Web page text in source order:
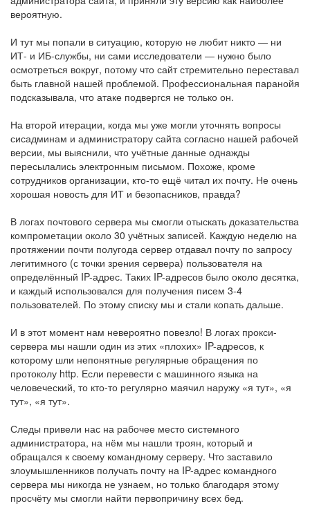
вероятную.
И тут мы попали в ситуацию, которую не любит никто — ни
ИТ- и ИБ-службы, ни сами исследователи — нужно было
осмотреться вокруг, потому что сайт стремительно переставал
быть главной нашей проблемой. Профессиональная паранойя
подсказывала, что атаке подвергся не только он.
На второй итерации, когда мы уже могли уточнять вопросы
сисадминам и администратору сайта согласно нашей рабочей
версии, мы выяснили, что учётные данные однажды
пересылались электронным письмом. Похоже, кроме
сотрудников организации, кто-то ещё читал их почту. Не очень
хорошая новость для ИТ и безопасников, правда?
В логах почтового сервера мы смогли отыскать доказательства
компрометации около 30 учётных записей. Каждую неделю на
протяжении почти полугода сервер отдавал почту по запросу
легитимного (с точки зрения сервера) пользователя на
определённый IP-адрес. Таких IP-адресов было около десятка,
и каждый использовался для получения писем 3-4
пользователей. По этому списку мы и стали копать дальше.
И в этот момент нам невероятно повезло! В логах прокси-
сервера мы нашли один из этих «плохих» IP-адресов, к
которому шли непонятные регулярные обращения по
протоколу http. Если перевести с машинного языка на
человеческий, то кто-то регулярно маячил наружу «я тут», «я
тут», «я тут».
Следы привели нас на рабочее место системного
администратора, на нём мы нашли троян, который и
обращался к своему командному серверу. Что заставило
злоумышленников получать почту на IP-адрес командного
сервера мы никогда не узнаем, но только благодаря этому
просчёту мы смогли найти первопричину всех бед.